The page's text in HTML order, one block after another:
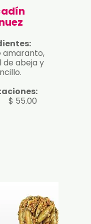
amaranto,
de abeja y
$ 55.00